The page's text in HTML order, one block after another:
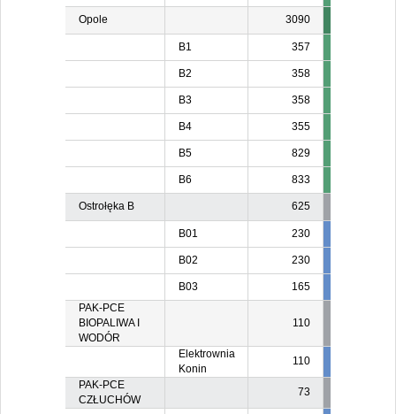
Opole 3090
B1 357
B2 358
B3 358
B4 355
B5 829
B6 833
Ostrołęka B 625
B01 230
B02 230
B03 165
PAK-PCE
BIOPALIWA I
WODÓR
110
Elektrownia
Konin
110
PAK-PCE
CZŁUCHÓW
73